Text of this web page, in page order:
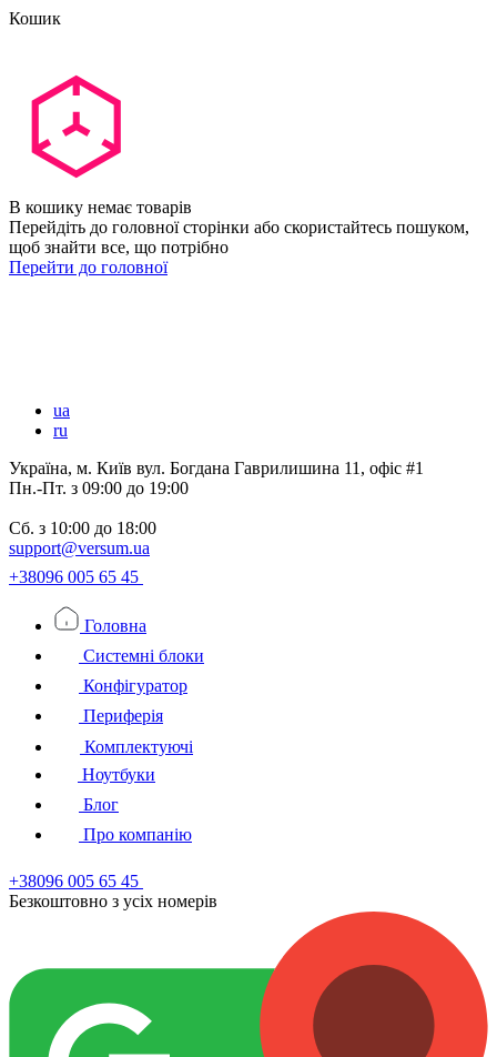
Кошик
В кошику немає товарів
Перейдіть до головної сторінки або скористайтесь пошуком,
щоб знайти все, що потрібно
Перейти до головної
ua
ru
Україна, м. Київ вул. Богдана Гаврилишина 11, офіс #1
Пн.-Пт. з 09:00 до 19:00
Сб. з 10:00 до 18:00
support@versum.ua
+38096 005 65 45
Головна
Системні блоки
Конфігуратор
Периферія
Комплектуючі
Ноутбуки
Блог
Про компанію
+38096 005 65 45
Безкоштовно з усiх номерiв